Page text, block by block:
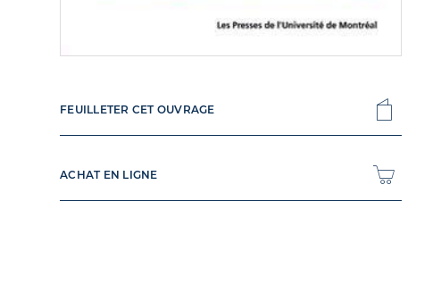
FEUILLETER CET OUVRAGE
ACHAT EN LIGNE